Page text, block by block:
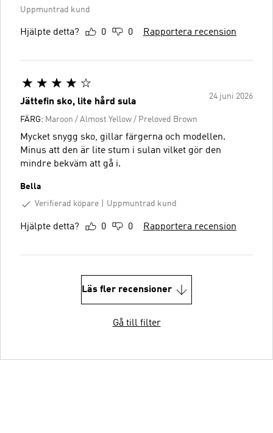
Uppmuntrad kund
Hjälpte detta? 0 0 Rapportera recension
24 juni 2026
Jättefin sko, lite hård sula
FÄRG: Maroon / Almost Yellow / Preloved Brown
Mycket snygg sko, gillar färgerna och modellen.
Minus att den är lite stum i sulan vilket gör den
mindre bekväm att gå i.
Bella
Verifierad köpare
Uppmuntrad kund
Hjälpte detta? 0 0 Rapportera recension
Läs fler recensioner
Gå till filter